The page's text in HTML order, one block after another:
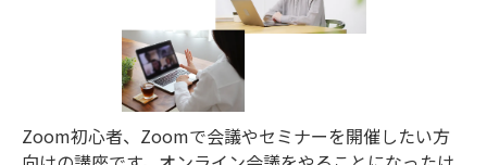
Zoom初心者、Zoomで会議やセミナーを開催したい方